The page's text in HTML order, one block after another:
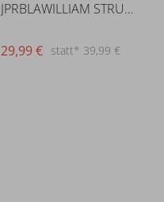
JPRBLAWILLIAM STRUCTURE KNIT P
statt* 39,99 €
29,99 €